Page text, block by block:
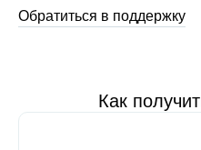
Обратиться в поддержку
Как